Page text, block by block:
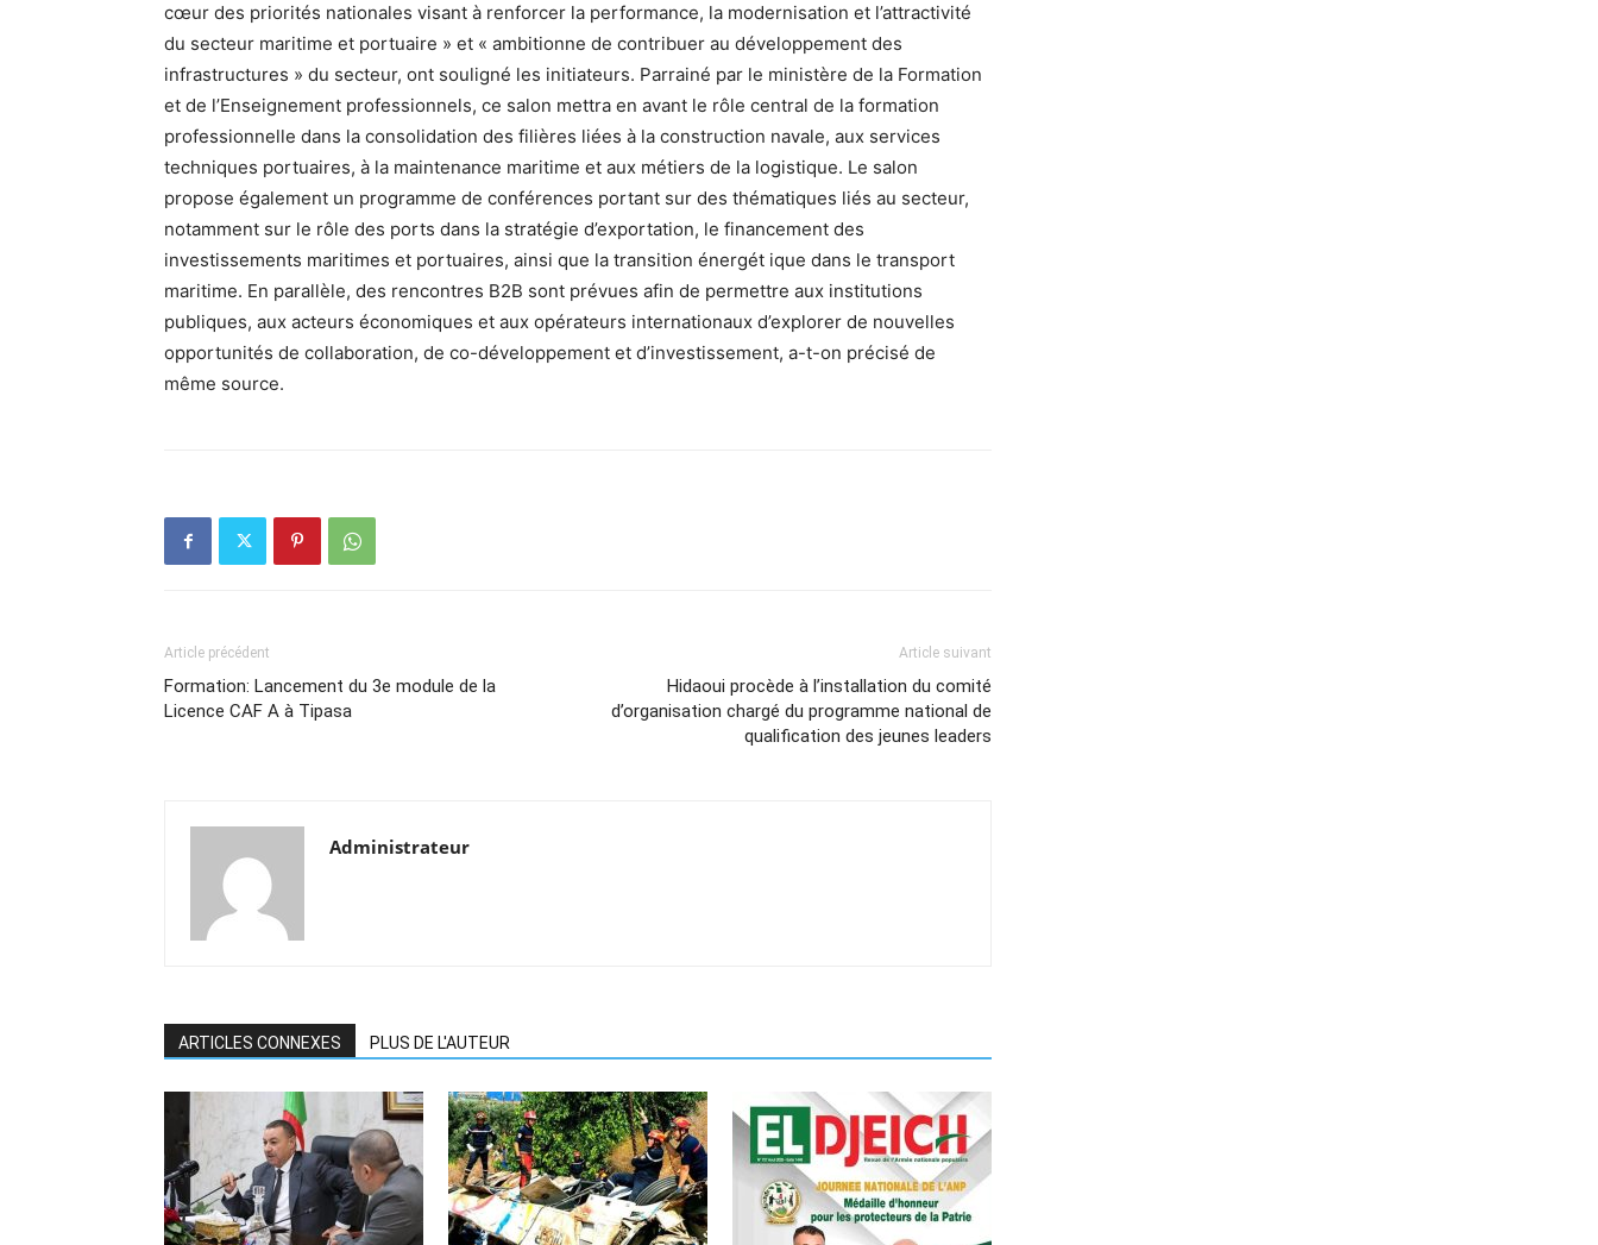
cœur des priorités nationales visant à renforcer la performance, la modernisation et l’attractivité
du secteur maritime et portuaire » et « ambitionne de contribuer au développement des
infrastructures » du secteur, ont souligné les initiateurs. Parrainé par le ministère de la Formation
et de l’Enseignement professionnels, ce salon mettra en avant le rôle central de la formation
professionnelle dans la consolidation des filières liées à la construction navale, aux services
techniques portuaires, à la maintenance maritime et aux métiers de la logistique. Le salon
propose également un programme de conférences portant sur des thématiques liés au secteur,
notamment sur le rôle des ports dans la stratégie d’exportation, le financement des
investissements maritimes et portuaires, ainsi que la transition énergét ique dans le transport
maritime. En parallèle, des rencontres B2B sont prévues afin de permettre aux institutions
publiques, aux acteurs économiques et aux opérateurs internationaux d’explorer de nouvelles
opportunités de collaboration, de co-développement et d’investissement, a-t-on précisé de
même source.
Article précédent
Formation: Lancement du 3e module de la
Licence CAF A à Tipasa
Article suivant
Hidaoui procède à l’installation du comité
d’organisation chargé du programme national de
qualification des jeunes leaders
Administrateur
ARTICLES CONNEXES PLUS DE L'AUTEUR